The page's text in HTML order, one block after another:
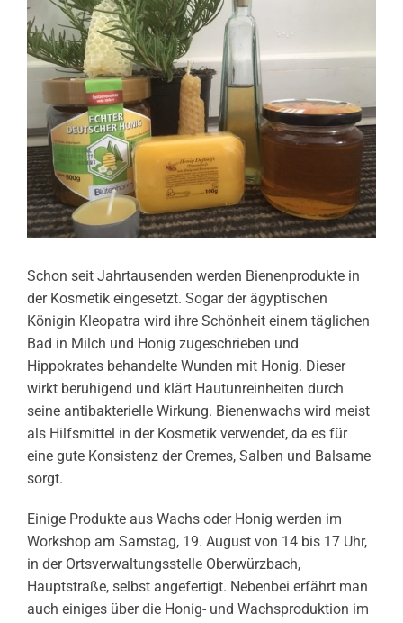
Schon seit Jahrtausenden werden Bienenprodukte in
der Kosmetik eingesetzt. Sogar der ägyptischen
Königin Kleopatra wird ihre Schönheit einem täglichen
Bad in Milch und Honig zugeschrieben und
Hippokrates behandelte Wunden mit Honig. Dieser
wirkt beruhigend und klärt Hautunreinheiten durch
seine antibakterielle Wirkung. Bienenwachs wird meist
als Hilfsmittel in der Kosmetik verwendet, da es für
eine gute Konsistenz der Cremes, Salben und Balsame
sorgt.
Einige Produkte aus Wachs oder Honig werden im
Workshop am Samstag, 19. August von 14 bis 17 Uhr,
in der Ortsverwaltungsstelle Oberwürzbach,
Hauptstraße, selbst angefertigt. Nebenbei erfährt man
auch einiges über die Honig- und Wachsproduktion im